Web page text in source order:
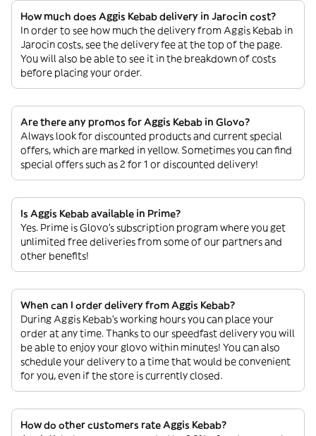
How much does Aggis Kebab delivery in Jarocin cost?
In order to see how much the delivery from Aggis Kebab in
Jarocin costs, see the delivery fee at the top of the page.
You will also be able to see it in the breakdown of costs
before placing your order.
Are there any promos for Aggis Kebab in Glovo?
Always look for discounted products and current special
offers, which are marked in yellow. Sometimes you can find
special offers such as 2 for 1 or discounted delivery!
Is Aggis Kebab available in Prime?
Yes. Prime is Glovo’s subscription program where you get
unlimited free deliveries from some of our partners and
other benefits!
When can I order delivery from Aggis Kebab?
During Aggis Kebab’s working hours you can place your
order at any time. Thanks to our speedfast delivery you will
be able to enjoy your glovo within minutes! You can also
schedule your delivery to a time that would be convenient
for you, even if the store is currently closed.
How do other customers rate Aggis Kebab?